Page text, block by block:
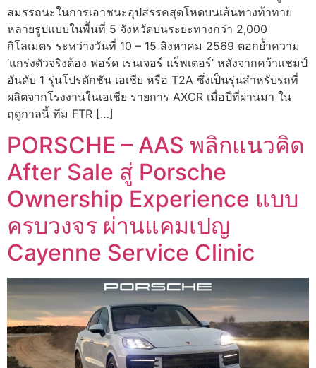
สมรรถนะในการเอาชนะอุปสรรคสุดโหดบนเส้นทางท้าทาย
หลายรูปแบบในพื้นที่ 5 จังหวัดบนระยะทางกว่า 2,000
กิโลเมตร ระหว่างวันที่ 10 – 15 สิงหาคม 2569 ตอกย้ำความ
‘แกร่งตัวจริงต้อง ฟอร์ด เรนเจอร์ แร็พเตอร์’ หลังจากคว้าแชมป์
อันดับ 1 รุ่นโปรดักชัน เอเชีย หรือ T2A ซึ่งเป็นรุ่นสำหรับรถที่
ผลิตจากโรงงานในเอเชีย รายการ AXCR เมื่อปีที่ผ่านมา ใน
ฤดูกาลนี้ ทีม FTR […]
PORSCHE – AAS พลิกแนวคิด
After Sale สู่ Porsche
Ownership Experience แบบ
ครบวงจร ผ่านแคมเปญ
Cayenne Service Clinic